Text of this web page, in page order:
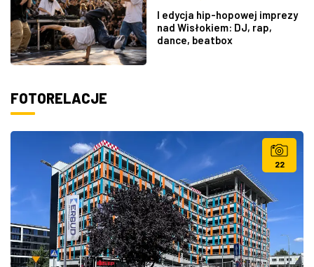
I edycja hip-hopowej imprezy
nad Wisłokiem: DJ, rap,
dance, beatbox
FOTORELACJE
22